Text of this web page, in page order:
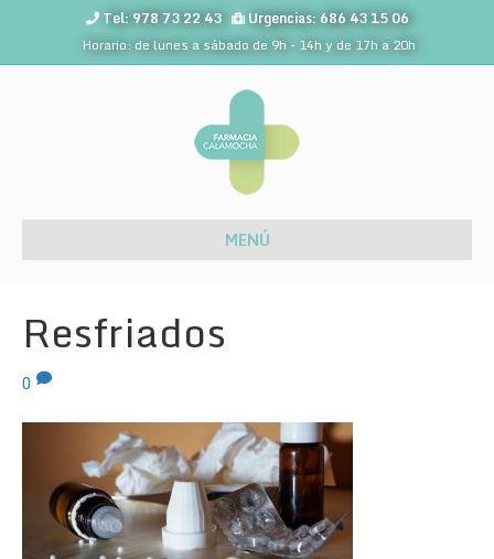
Tel: 978 73 22 43
Urgencias: 686 43 15 06
Horario: de lunes a sábado de 9h - 14h y de 17h a 20h
MENÚ
Resfriados
0